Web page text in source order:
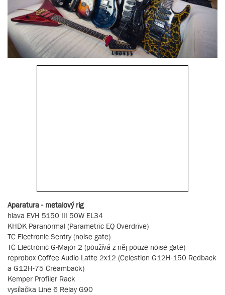
Aparatura - metalový rig
hlava EVH 5150 III 50W EL34
KHDK Paranormal (Parametric EQ Overdrive)
TC Electronic Sentry (noise gate)
TC Electronic G-Major 2 (používá z něj pouze noise gate)
reprobox Coffee Audio Latte 2x12 (Celestion G12H-150 Redback
a G12H-75 Creamback)
Kemper Profiler Rack
vysílačka Line 6 Relay G90